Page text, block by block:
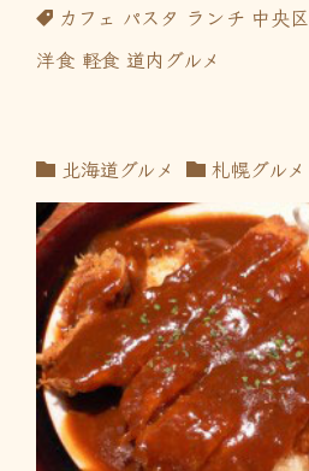
カフェ パスタ ランチ 中央区
洋食 軽食 道内グルメ
北海道グルメ 札幌グルメ